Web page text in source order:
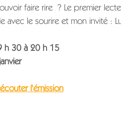
faire rire ? Le premier
avec le sourire et mon invité :
h 30 à 20 h 15
l'émission